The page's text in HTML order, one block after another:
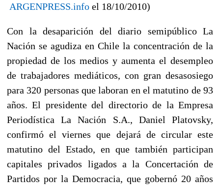
ARGENPRESS.info el 18/10/2010)
Con la desaparición del diario semipúblico La
Nación se agudiza en Chile la concentración de la
propiedad de los medios y aumenta el desempleo
de trabajadores mediáticos, con gran desasosiego
para 320 personas que laboran en el matutino de 93
años. El presidente del directorio de la Empresa
Periodística La Nación S.A., Daniel Platovsky,
confirmó el viernes que dejará de circular este
matutino del Estado, en que también participan
capitales privados ligados a la Concertación de
Partidos por la Democracia, que gobernó 20 años